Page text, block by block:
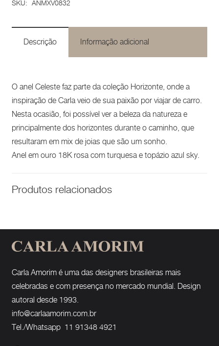
SKU: ANMXV0832
Descrição Informação adicional
O anel Celeste faz parte da coleção Horizonte, onde a
inspiração de Carla veio de sua paixão por viajar de carro.
Nesta ocasião, foi possível ver a beleza da natureza e
principalmente dos horizontes durante o caminho, que
resultaram em mix de joias que são um sonho.
Anel em ouro 18K rosa com turquesa e topázio azul sky.
Produtos relacionados
Carla Amorim é uma das designers brasileiras mais
celebradas e com presença no mercado mundial. Design
autoral desde 1993.
info@carlaamorim.com.br
Tel./Whatsapp 11 91348 4921